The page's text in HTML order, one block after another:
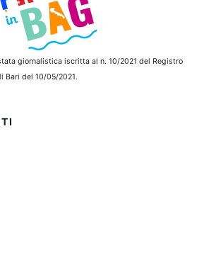
giornalistica iscritta al n. 10/2021 del Registro
Bari del 10/05/2021.